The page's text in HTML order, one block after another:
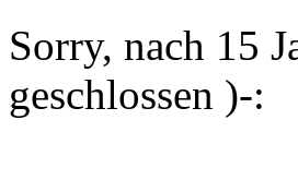
Sorry, nach 15
geschlossen )-: